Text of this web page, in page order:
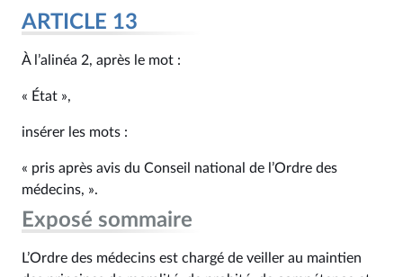
ARTICLE 13
À l’alinéa 2, après le mot :
« État »,
insérer les mots :
« pris après avis du Conseil national de l’Ordre des
médecins, ».
Exposé sommaire
L’Ordre des médecins est chargé de veiller au maintien